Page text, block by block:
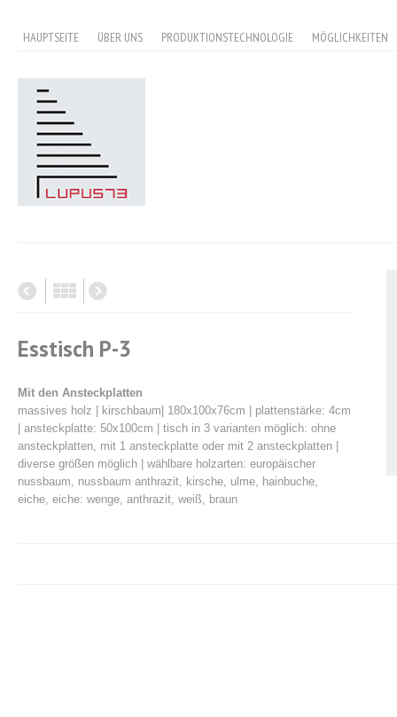
HAUPTSEITE ÜBER UNS PRODUKTIONSTECHNOLOGIE MÖGLICHKEITEN
Esstisch P-3
Mit den Ansteckplatten
massives holz | kirschbaum| 180x100x76cm | plattenstärke: 4cm
| ansteckplatte: 50x100cm | tisch in 3 varianten möglich: ohne
ansteckplatten, mit 1 ansteckplatte oder mit 2 ansteckplatten |
diverse größen möglich | wählbare holzarten: europäischer
nussbaum, nussbaum anthrazit, kirsche, ulme, hainbuche,
eiche, eiche: wenge, anthrazit, weiß, braun